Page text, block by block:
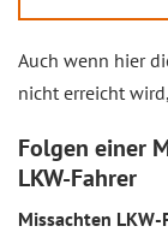
Auch wenn hier
nicht erreicht
Folgen einer
LKW-Fahrer
Missachten LKW-